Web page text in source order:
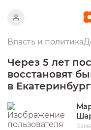
Власть и политика
Через 5 лет
восстановят
в